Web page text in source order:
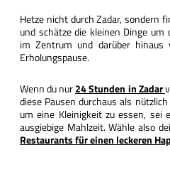
Hetze nicht durch Zadar, sondern
und schätze die kleinen Dinge
im Zentrum und darüber
Erholungspause.
Wenn du nur24 Stunden in Zadar
diese Pausen durchaus als
um eine Kleinigkeit zu essen, sei
ausgiebige Mahlzeit. Wähle also
Restaurants für einen leckeren